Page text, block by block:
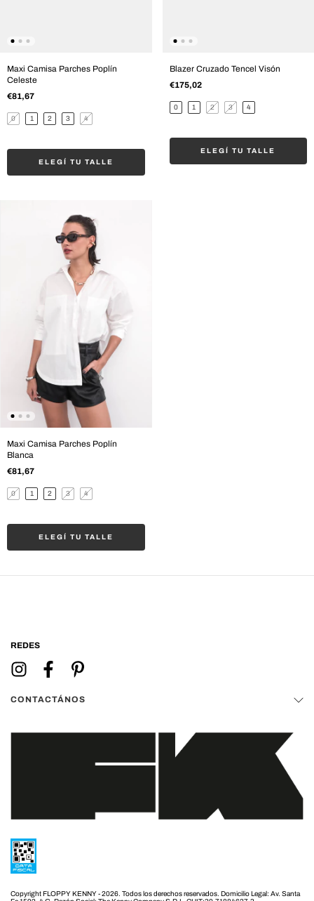
Maxi Camisa Parches Poplín
Celeste
€81,67
0 1 2 3 4
ELEGÍ TU TALLE
Blazer Cruzado Tencel Visón
€175,02
0 1 2 3 4
ELEGÍ TU TALLE
Maxi Camisa Parches Poplín
Blanca
€81,67
0 1 2 3 4
ELEGÍ TU TALLE
REDES
CONTACTÁNOS
Copyright FLOPPY KENNY - 2026. Todos los derechos reservados.